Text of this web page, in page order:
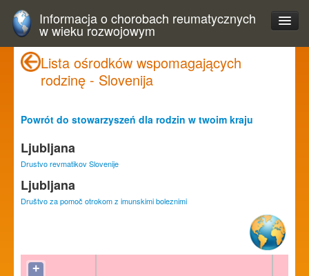
Informacja o chorobach reumatycznych
w wieku rozwojowym
Lista ośrodków wspomagających
rodzinę - Slovenija
Powrót do stowarzyszeń dla rodzin w twoim kraju
Ljubljana
Drustvo revmatikov Slovenije
Ljubljana
Društvo za pomoč otrokom z imunskimi boleznimi
+